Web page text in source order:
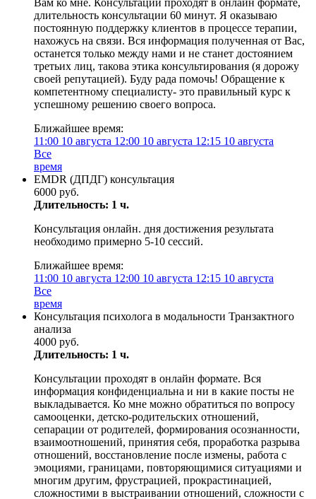
Вам ко мне. Консультации проходят в онлайн формате,
длительность консультации 60 минут. Я оказываю
постоянную поддержку клиентов в процессе терапии,
нахожусь на связи. Вся информация полученная от Вас,
останется только между нами и не станет достоянием
третьих лиц, такова этика консультирования (я дорожу
своей репутацией). Буду рада помочь! Обращение к
компетентному специалисту- это правильный курс к
успешному решению своего вопроса.
Ближайшее время:
11:00 10 августа 12:00 10 августа 12:15 10 августа
Все
время
EMDR (ДПДГ) консультация
6000 руб.
Длительность: 1 ч.
Консультация онлайн. дня достижения результата
необходимо примерно 5-10 сессий.
Ближайшее время:
11:00 10 августа 12:00 10 августа 12:15 10 августа
Все
время
Консультация психолога в модальности Транзактного
анализа
4000 руб.
Длительность: 1 ч.
Консультации проходят в онлайн формате. Вся
информация конфиденциальна и ни в какие посты не
выкладывается. Ко мне можно обратиться по вопросу
самооценки, детско-родительских отношений,
сепарации от родителей, формирования осознанности,
взаимоотношений, принятия себя, проработка разрыва
отношений, восстановление после измены, работа с
эмоциями, границами, повторяющимися ситуациями и
многим другим, фрустрацией, прокрастинацией,
сложностими в выстраивании отношений, сложности с